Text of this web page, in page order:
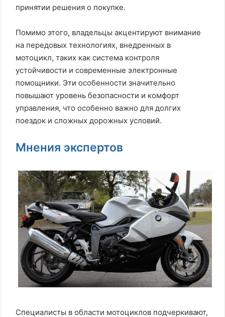
принятии решения о покупке.
Помимо этого, владельцы акцентируют внимание
на передовых технологиях, внедренных в
мотоцикл, таких как система контроля
устойчивости и современные электронные
помощники. Эти особенности значительно
повышают уровень безопасности и комфорт
управления, что особенно важно для долгих
поездок и сложных дорожных условий.
Мнения экспертов
Специалисты в области мотоциклов подчеркивают,